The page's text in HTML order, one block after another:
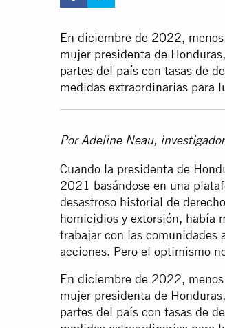
En diciembre de 2022,
mujer presidenta de
partes del país con tasas de
medidas extraordinarias para
Por Adeline Neau,
Cuando la presidenta de
2021 basándose en una
desastroso historial de
homicidios y extorsión, había
trabajar con las comunidades
acciones. Pero el optimismo
En diciembre de 2022,
mujer presidenta de
partes del país con tasas de